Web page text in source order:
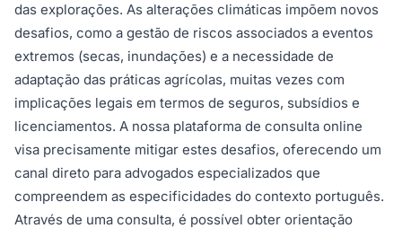
das explorações. As alterações climáticas impõem novos
desafios, como a gestão de riscos associados a eventos
extremos (secas, inundações) e a necessidade de
adaptação das práticas agrícolas, muitas vezes com
implicações legais em termos de seguros, subsídios e
licenciamentos. A nossa plataforma de consulta online
visa precisamente mitigar estes desafios, oferecendo um
canal direto para advogados especializados que
compreendem as especificidades do contexto português.
Através de uma consulta, é possível obter orientação